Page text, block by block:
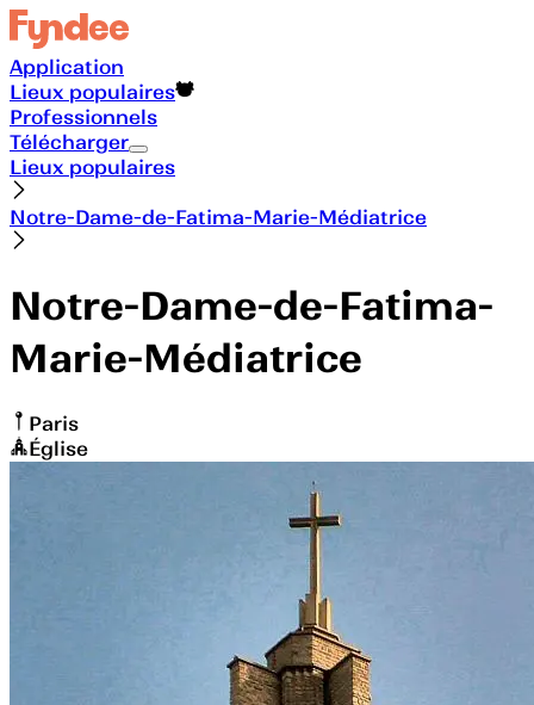
Application
Lieux populaires
Professionnels
Télécharger
Lieux populaires
Notre-Dame-de-Fatima-Marie-Médiatrice
Notre-Dame-de-Fatima-
Marie-Médiatrice
Paris
Église